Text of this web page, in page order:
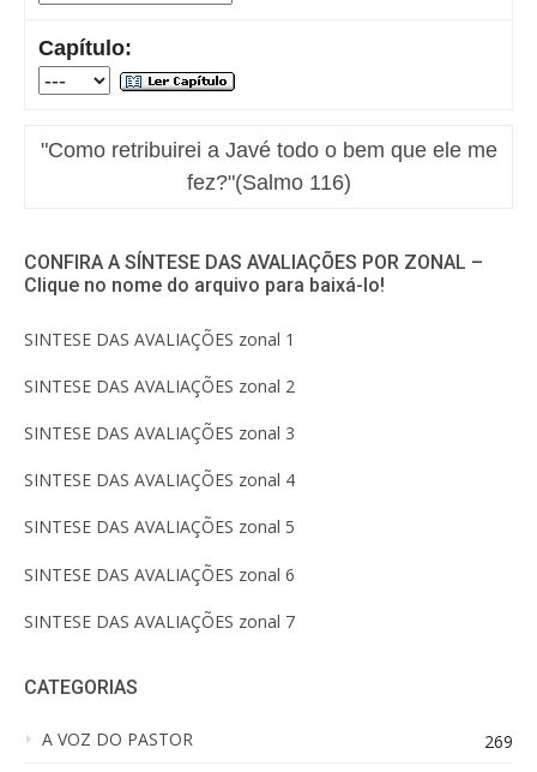
Capítulo:
"Como retribuirei a Javé todo o bem que ele me
fez?"(Salmo 116)
CONFIRA A SÍNTESE DAS AVALIAÇÕES POR ZONAL –
Clique no nome do arquivo para baixá-lo!
SINTESE DAS AVALIAÇÕES zonal 1
SINTESE DAS AVALIAÇÕES zonal 2
SINTESE DAS AVALIAÇÕES zonal 3
SINTESE DAS AVALIAÇÕES zonal 4
SINTESE DAS AVALIAÇÕES zonal 5
SINTESE DAS AVALIAÇÕES zonal 6
SINTESE DAS AVALIAÇÕES zonal 7
CATEGORIAS
A VOZ DO PASTOR
269